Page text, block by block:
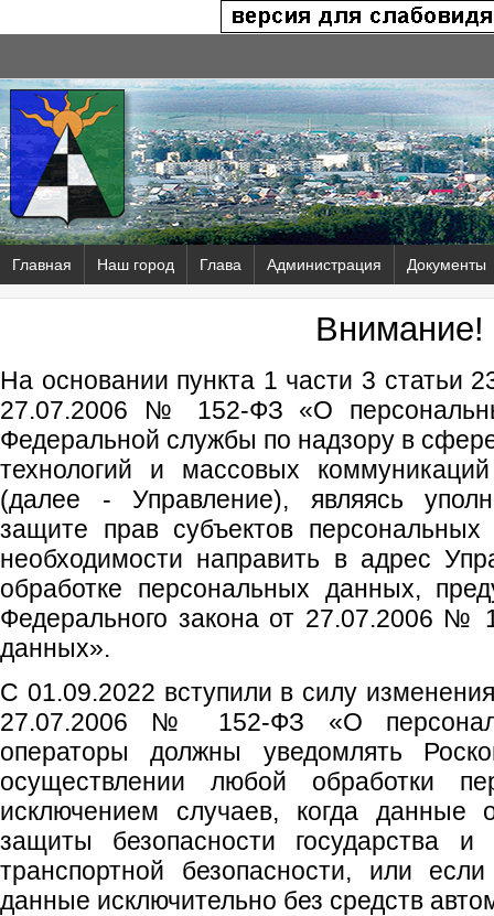
Главная Наш город Глава Администрация Документы
Внимание!
На основании пункта 1 части 3 статьи
27.07.2006 № 152-ФЗ «О
Федеральной службы по надзору в
технологий и массовых
(далее - Управление), являясь
защите прав субъектов
необходимости направить в адрес
обработке персональных данных,
Федерального закона от 27.07.2006
данных».
С 01.09.2022 вступили в силу
27.07.2006 № 152-ФЗ «О
операторы должны уведомлять
осуществлении любой обработки
исключением случаев, когда данные
защиты безопасности государства и
транспортной безопасности, или
данные исключительно без средств